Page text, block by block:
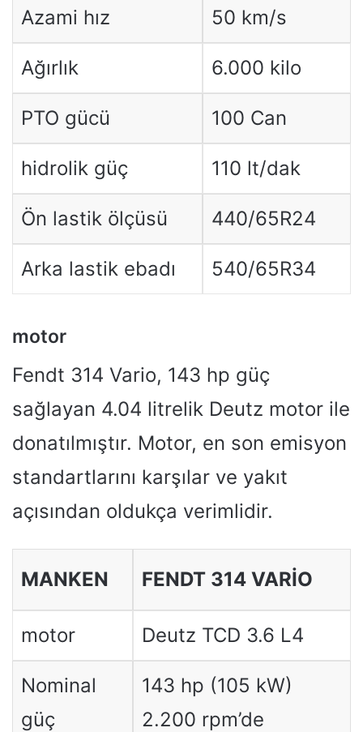
Azami hız 50 km/s
Ağırlık 6.000 kilo
PTO gücü 100 Can
hidrolik güç 110 lt/dak
Ön lastik ölçüsü 440/65R24
Arka lastik ebadı 540/65R34
motor
Fendt 314 Vario, 143 hp güç
sağlayan 4.04 litrelik Deutz motor ile
donatılmıştır. Motor, en son emisyon
standartlarını karşılar ve yakıt
açısından oldukça verimlidir.
MANKEN FENDT 314 VARIO
motor Deutz TCD 3.6 L4
Nominal
güç
143 hp (105 kW)
2.200 rpm’de